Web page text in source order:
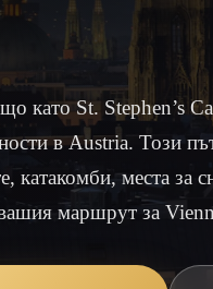
като St. Stephen’s
в Austria. Този
катакомби, места
маршрут за